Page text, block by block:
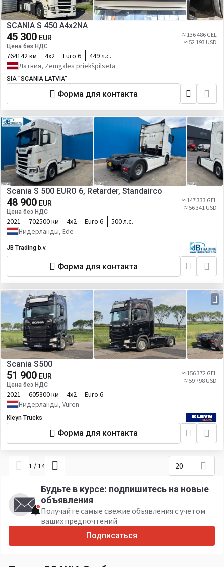
SCANIA S 450 A4x2NA
45 300 EUR
Цена без НДС
≈ 136 486 GEL
≈ 52 193 USD
764142 км 4х2 Euro 6
449 л.с.
Латвия, Zemgales priekšpilsēta
SIA "SCANIA LATVIA"
Форма для контакта
Scania S 500 EURO 6, Retarder, Standairco
48 900 EUR
Цена без НДС
≈ 147 333 GEL
≈ 56 341 USD
2021 702500 км 4х2 Euro 6
500 л.с.
Нидерланды, Ede
JB Trading b.v.
Форма для контакта
Scania S500
51 900 EUR
Цена без НДС
≈ 156 372 GEL
≈ 59 798 USD
2021 605300 км 4х2
Euro 6
Нидерланды, Vuren
Kleyn Trucks
Форма для контакта
1 /14 20
Будьте в курсе: подпишитесь на новые
объявления
Получайте самые свежие объявления с учетом
ваших предпочтений
Подписаться